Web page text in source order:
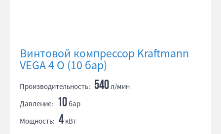
Винтовой компрессор Kraftmann
VEGA 4 O (10 бар)
Производительность: 540л/мин
Давление: 10бар
Мощность: 4 кВт